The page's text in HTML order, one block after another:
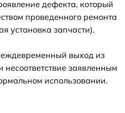
дефекта, который
проведенного ремонта
установка запчасти).
выход из
несоответствие заявленным
использовании.